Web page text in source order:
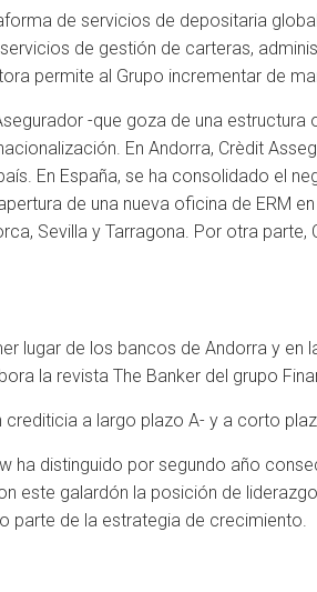
de servicios de depositaria
de gestión de carteras,
permite al Grupo incrementar de
-que goza de una
En Andorra, Crèdit
En España, se ha consolidado el
de una nueva oficina de ERM
Sevilla y Tarragona. Por otra
lugar de los bancos de Andorra y
la revista The Banker del grupo
a largo plazo A- y a corto
ha distinguido por segundo año
este galardón la posición de
parte de la estrategia de crecimiento.